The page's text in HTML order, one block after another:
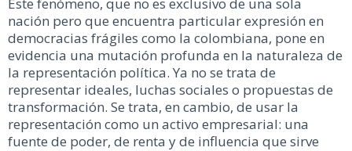
nación pero que encuentra particular expresión en
democracias frágiles como la colombiana, pone en
evidencia una mutación profunda en la naturaleza de
la representación política. Ya no se trata de
representar ideales, luchas sociales o propuestas de
transformación. Se trata, en cambio, de usar la
representación como un activo empresarial: una
fuente de poder, de renta y de influencia que sirve